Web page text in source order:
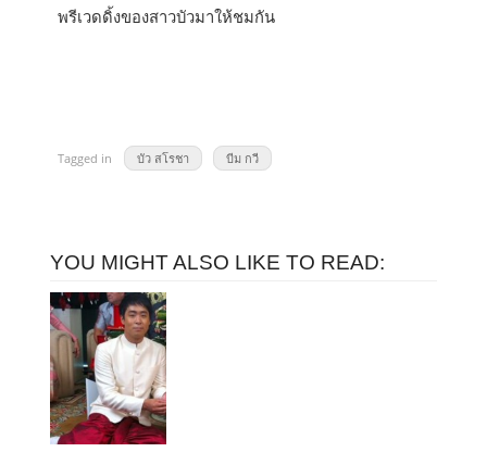
พรีเวดดิ้งของสาวบัวมาให้ชมกัน
Tagged in บัว สโรชา บีม กวี
YOU MIGHT ALSO LIKE TO READ: